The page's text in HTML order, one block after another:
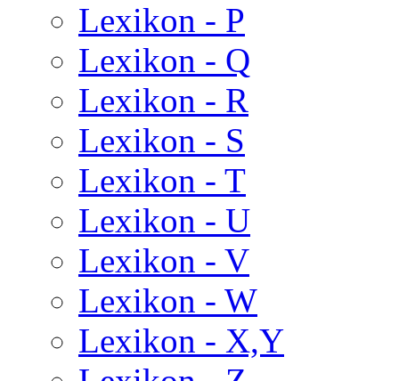
Lexikon - P
Lexikon - Q
Lexikon - R
Lexikon - S
Lexikon - T
Lexikon - U
Lexikon - V
Lexikon - W
Lexikon - X,Y